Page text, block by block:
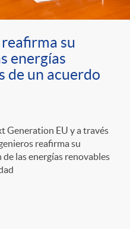
su
energías
de un acuerdo
Generation EU y a través
reafirma su
las energías renovables